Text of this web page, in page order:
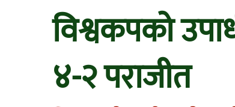
विश्वकपको
४-२ पराजीत